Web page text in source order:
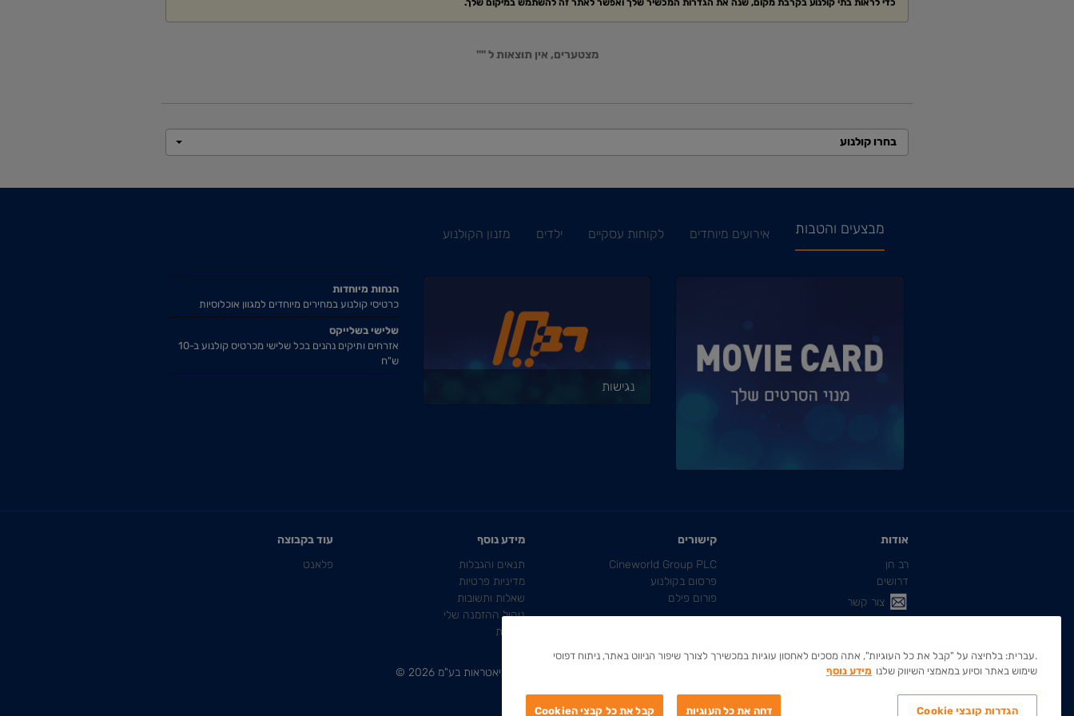
כדי לראות בתי קולנוע בקרבת מקום, שנה את הגדרות המכשיר שלך ואפשר לאתר זה להשתמש במיקום שלך.
מצטערים, אין תוצאות ל ""
בחרו קולנוע
מבצעים והטבות אירועים מיוחדים לקוחות עסקיים ילדים מזנון הקולנוע
נגישות
הנחות מיוחדות
כרטיסי קולנוע במחירים מיוחדים למגוון אוכלוסיות
שלישי בשלייקס
אזרחים ותיקים נהנים בכל שלישי מכרטיס קולנוע ב-10
ש"ח
אודות
רב חן
דרושים
צור קשר
קישורים
Cineworld Group PLC
פרסום בקולנוע
פורום פילם
מידע נוסף
תנאים והגבלות
מדיניות פרטיות
שאלות ותשובות
ניהול ההזמנה שלי
נגישות
עוד בקבוצה
פלאנט
כל הזכויות שמורות לרב חן, בתי קולנוע תיאטראות בע"מ 2026
©
.עברית: בלחיצה על "קבל את כל העוגיות", אתה מסכים לאחסון עוגיות במכשירך לצורך שיפור הניווט באתר, ניתוח דפוסי
שימוש באתר וסיוע במאמצי השיווק שלנו מידע נוסף
הגדרות קובצי Cookie דחה את כל העוגיות קבל את כל קבצי הCookie